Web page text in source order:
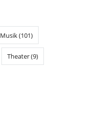
Musik (101)
Theater (9)